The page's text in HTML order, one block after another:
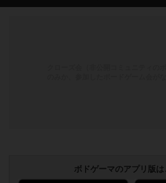
ボドゲーマのアプリ版は